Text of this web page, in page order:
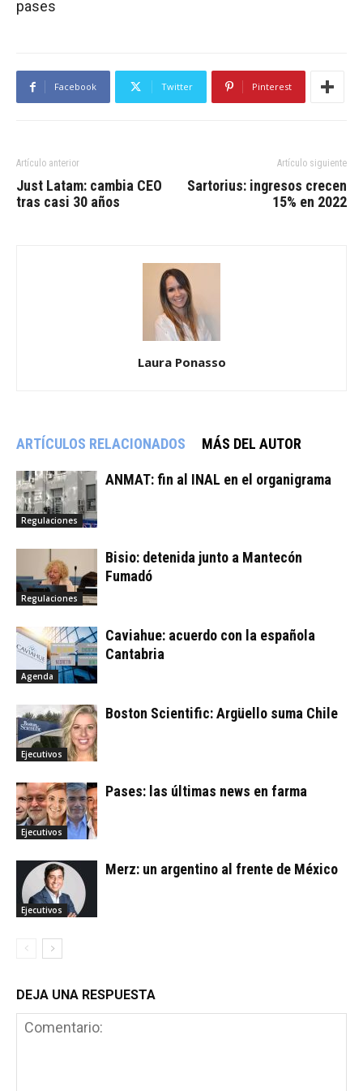
pases
Facebook Twitter Pinterest
Artículo anterior
Just Latam: cambia CEO
tras casi 30 años
Artículo siguiente
Sartorius: ingresos crecen
15% en 2022
Laura Ponasso
ARTÍCULOS RELACIONADOS MÁS DEL AUTOR
Regulaciones
ANMAT: fin al INAL en el organigrama
Regulaciones
Bisio: detenida junto a Mantecón
Fumadó
Agenda
Caviahue: acuerdo con la española
Cantabria
Ejecutivos
Boston Scientific: Argüello suma Chile
Ejecutivos
Pases: las últimas news en farma
Ejecutivos
Merz: un argentino al frente de México
DEJA UNA RESPUESTA